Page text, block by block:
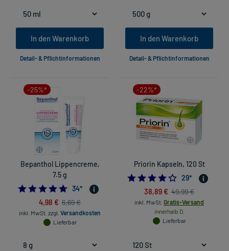
In den Warenkorb
Detail- & Pflichtinformationen
In den Warenkorb
Detail- & Pflichtinformationen
-25%*
Bepanthol Lippencreme,
7.5 g
4.676470588235294
34*
4,98 € 6,69 €
inkl. MwSt. zzgl. Versandkosten
Lieferbar
-22%*
Priorin Kapseln, 120 St
29*
38,89 € 49,99 €
inkl. MwSt. Gratis-Versand
innerhalb D.
Lieferbar